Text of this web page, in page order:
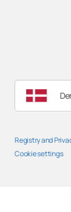
Registry and
Cookie settings